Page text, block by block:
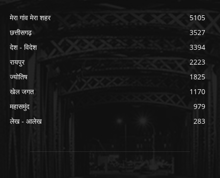
मेरा गांव मेरा शहर
5105
छत्तीसगढ़
3527
देश - विदेश
3394
रायपुर
2223
ज्योतिष
1825
खेल जगत
1170
महासमुंद
979
लेख - आलेख
283